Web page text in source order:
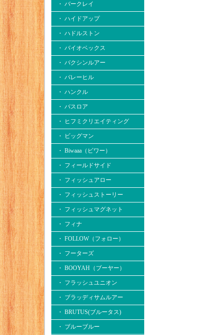
・ バークレイ
・ ハイドアップ
・ ハドルストン
・ バイオベックス
・ バクシンルアー
・ バレーヒル
・ ハンクル
・ バスロア
・ ヒフミクリエイティング
・ ビッグマン
・ Biwaaa（ビワー）
・ フィールドサイド
・ フィッシュアロー
・ フィッシュストーリー
・ フィッシュマグネット
・ フィナ
・ FOLLOW（フォロー）
・ フーターズ
・ BOOYAH（ブーヤー）
・ フラッシュユニオン
・ ブラッディサムルアー
・ BRUTUS(ブルータス)
・ ブルーブルー